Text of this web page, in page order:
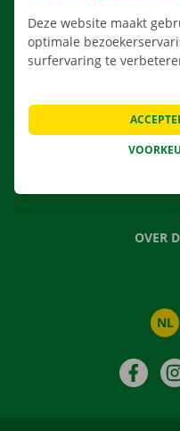
OVER
NL
Deze website maakt
optimale
surfervaring te